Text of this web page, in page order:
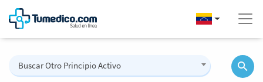
Buscar Otro Principio Activo